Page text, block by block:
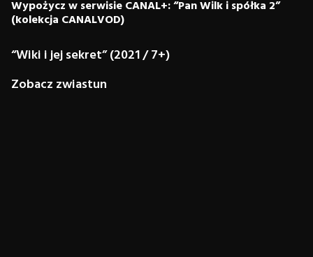
Wypożycz w serwisie CANAL+: “Pan Wilk i spółka 2”
(kolekcja CANALVOD)
“Wiki i jej sekret” (2021 / 7+)
Zobacz zwiastun